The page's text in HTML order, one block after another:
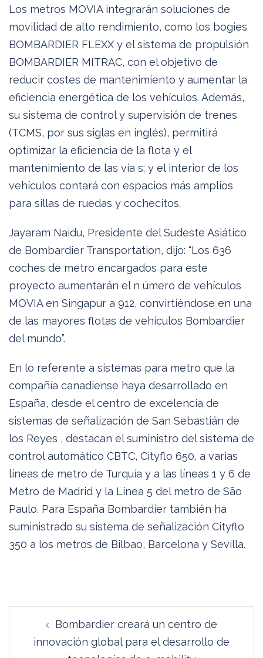
Los metros MOVIA integrarán soluciones de
movilidad de alto rendimiento, como los bogies
BOMBARDIER FLEXX y el sistema de propulsión
BOMBARDIER MITRAC, con el objetivo de
reducir costes de mantenimiento y aumentar la
eficiencia energética de los vehículos. Además,
su sistema de control y supervisión de trenes
(TCMS, por sus siglas en inglés), permitirá
optimizar la eficiencia de la flota y el
mantenimiento de las vía s; y el interior de los
vehículos contará con espacios más amplios
para sillas de ruedas y cochecitos.
Jayaram Naidu, Presidente del Sudeste Asiático
de Bombardier Transportation, dijo: “Los 636
coches de metro encargados para este
proyecto aumentarán el n úmero de vehículos
MOVIA en Singapur a 912, convirtiéndose en una
de las mayores flotas de vehículos Bombardier
del mundo”.
En lo referente a sistemas para metro que la
compañía canadiense haya desarrollado en
España, desde el centro de excelencia de
sistemas de señalización de San Sebastián de
los Reyes , destacan el suministro del sistema de
control automático CBTC, Cityflo 650, a varias
líneas de metro de Turquía y a las líneas 1 y 6 de
Metro de Madrid y la Línea 5 del metro de São
Paulo. Para España Bombardier también ha
suministrado su sistema de señalización Cityflo
350 a los metros de Bilbao, Barcelona y Sevilla.
entradas
Bombardier creará un centro de
innovación global para el desarrollo de